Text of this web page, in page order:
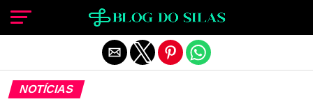
NOTÍCIAS
Sair da versão mobile